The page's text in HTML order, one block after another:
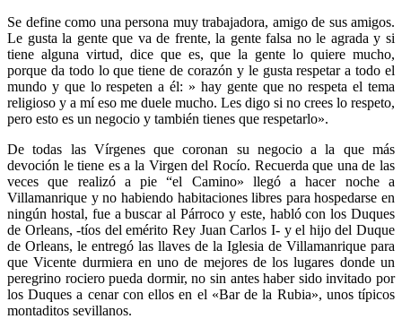
Se define como una persona muy trabajadora, amigo de sus amigos.
Le gusta la gente que va de frente, la gente falsa no le agrada y si
tiene alguna virtud, dice que es, que la gente lo quiere mucho,
porque da todo lo que tiene de corazón y le gusta respetar a todo el
mundo y que lo respeten a él: » hay gente que no respeta el tema
religioso y a mí eso me duele mucho. Les digo si no crees lo respeto,
pero esto es un negocio y también tienes que respetarlo».
De todas las Vírgenes que coronan su negocio a la que más
devoción le tiene es a la Virgen del Rocío. Recuerda que una de las
veces que realizó a pie “el Camino» llegó a hacer noche a
Villamanrique y no habiendo habitaciones libres para hospedarse en
ningún hostal, fue a buscar al Párroco y este, habló con los Duques
de Orleans, -tíos del emérito Rey Juan Carlos I- y el hijo del Duque
de Orleans, le entregó las llaves de la Iglesia de Villamanrique para
que Vicente durmiera en uno de mejores de los lugares donde un
peregrino rociero pueda dormir, no sin antes haber sido invitado por
los Duques a cenar con ellos en el «Bar de la Rubia», unos típicos
montaditos sevillanos.